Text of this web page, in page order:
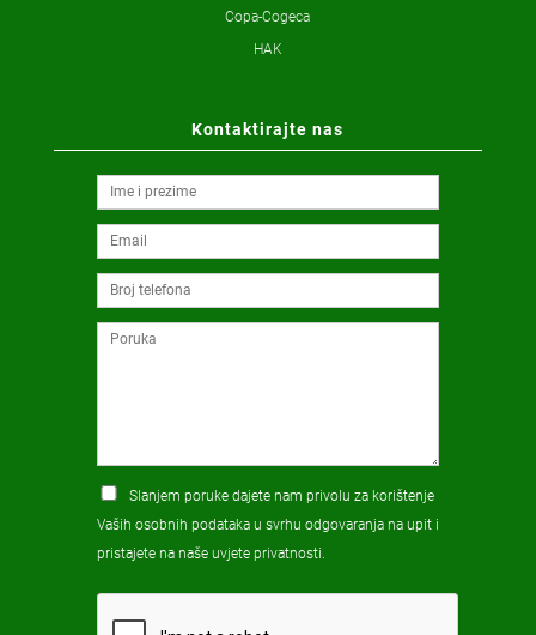
Copa-Cogeca
HAK
Kontaktirajte nas
Slanjem poruke dajete nam privolu za korištenje
Vaših osobnih podataka u svrhu odgovaranja na upit i
pristajete na naše uvjete privatnosti